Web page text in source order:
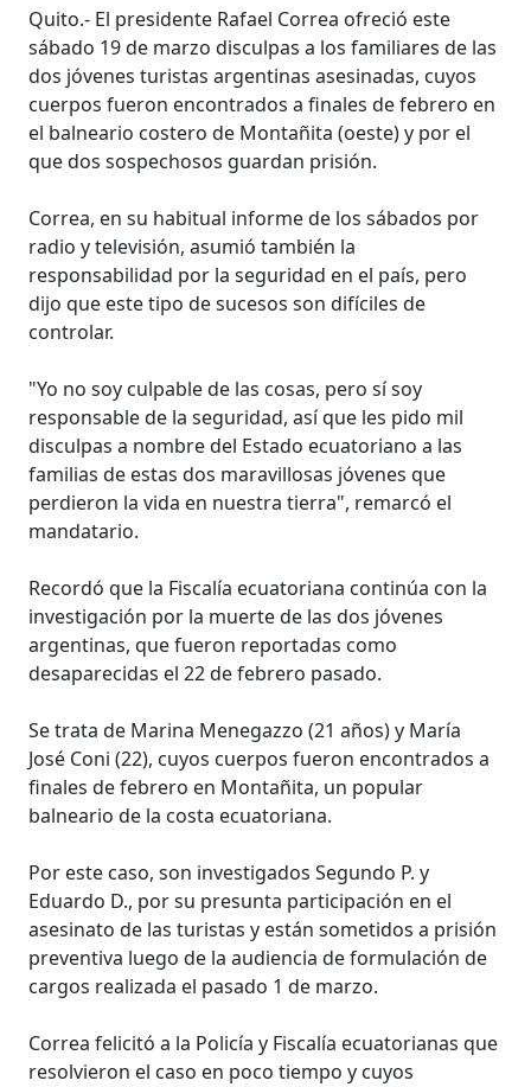
Quito.- El presidente Rafael Correa ofreció este
sábado 19 de marzo disculpas a los familiares de las
dos jóvenes turistas argentinas asesinadas, cuyos
cuerpos fueron encontrados a finales de febrero en
el balneario costero de Montañita (oeste) y por el
que dos sospechosos guardan prisión.
Correa, en su habitual informe de los sábados por
radio y televisión, asumió también la
responsabilidad por la seguridad en el país, pero
dijo que este tipo de sucesos son difíciles de
controlar.
"Yo no soy culpable de las cosas, pero sí soy
responsable de la seguridad, así que les pido mil
disculpas a nombre del Estado ecuatoriano a las
familias de estas dos maravillosas jóvenes que
perdieron la vida en nuestra tierra", remarcó el
mandatario.
Recordó que la Fiscalía ecuatoriana continúa con la
investigación por la muerte de las dos jóvenes
argentinas, que fueron reportadas como
desaparecidas el 22 de febrero pasado.
Se trata de Marina Menegazzo (21 años) y María
José Coni (22), cuyos cuerpos fueron encontrados a
finales de febrero en Montañita, un popular
balneario de la costa ecuatoriana.
Por este caso, son investigados Segundo P. y
Eduardo D., por su presunta participación en el
asesinato de las turistas y están sometidos a prisión
preventiva luego de la audiencia de formulación de
cargos realizada el pasado 1 de marzo.
Correa felicitó a la Policía y Fiscalía ecuatorianas que
resolvieron el caso en poco tiempo y cuyos